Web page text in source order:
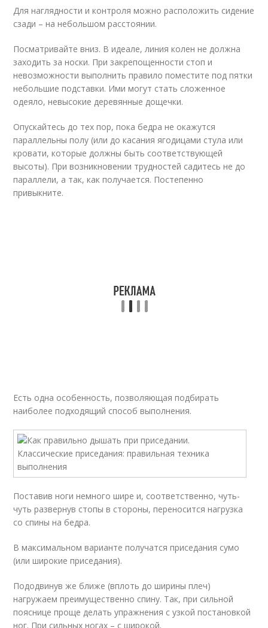
Для наглядности и контроля можно расположить сидение
сзади – на небольшом расстоянии.
Посматривайте вниз. В идеале, линия колен не должна
заходить за носки. При закрепощенности стоп и
невозможности выполнить правило поместите под пятки
небольшие подставки. Ими могут стать сложенное
одеяло, невысокие деревянные дощечки.
Опускайтесь до тех пор, пока бедра не окажутся
параллельны полу (или до касания ягодицами стула или
кровати, которые должны быть соответствующей
высоты). При возникновении трудностей садитесь не до
параллели, а так, как получается. Постепенно
привыкните.
Есть одна особенность, позволяющая подбирать
наиболее подходящий способ выполнения.
Поставив ноги немного шире и, соответственно, чуть-
чуть развернув стопы в стороны, переносится нагрузка
со спины на бедра.
В максимальном варианте получатся приседания сумо
(или широкие приседания).
Пододвинув же ближе (вплоть до ширины плеч)
нагружаем преимущественно спину. Так, при сильной
пояснице проще делать упражнения с узкой постановкой
ног. При сильных ногах – с широкой.